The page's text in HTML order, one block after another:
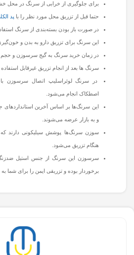
برای جلوگیری از خرابی از سرنگ در محل
حتما قبل از تزریق محل مورد نظر را با پد
در صورت باز بودن بسته‌بندی از سرنگ
این سرنگ برای تزریق دارو به بدن و
در زمان خرید سرنگ به گیج سرسوزن و حجم
سرنگ ها بعد از انجام تزریق غیرقابل استفاده
در سرنگ لوئراسلیپ اتصال سرسوزن
اصطکاک انجام می‌شود.
این سرنگ‌ها بر اساس آخرین استانداردهای
و به بازار عرضه می‌شوند.
سوزن سرنگ‌ها پوشش سیلیکونی دارند
هنگام تزریق می‌شود.
سرسوزن این سرنگ از جنس استیل ضدزنگ
برخوردار بوده و تزریقی ایمن را برای شما به